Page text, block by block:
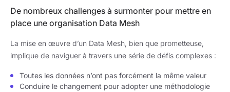
De nombreux challenges à surmonter pour mettre en
place une organisation Data Mesh
La mise en œuvre d’un Data Mesh, bien que prometteuse,
implique de naviguer à travers une série de défis complexes :
Toutes les données n’ont pas forcément la même valeur
Conduire le changement pour adopter une méthodologie